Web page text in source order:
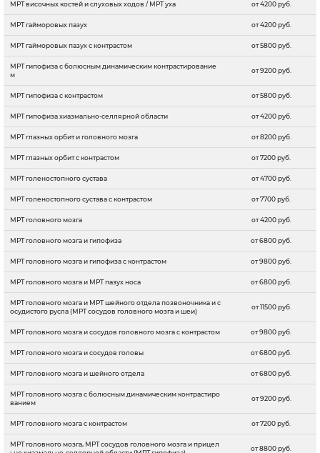
МРТ височных костей и слуховых ходов / МРТ уха от 4200 руб.
МРТ гайморовых пазух от 4200 руб.
МРТ гайморовых пазух с контрастом от 5800 руб.
МРТ гипофиза с болюсным динамическим контрастирование
м
от 9200 руб.
МРТ гипофиза с контрастом от 5800 руб.
МРТ гипофиза хиазмально-селлярной области от 4200 руб.
МРТ глазных орбит и головного мозга от 8200 руб.
МРТ глазных орбит с контрастом от 7200 руб.
МРТ голеностопного сустава от 4700 руб.
МРТ голеностопного сустава с контрастом от 7700 руб.
МРТ головного мозга от 4200 руб.
МРТ головного мозга и гипофиза от 6800 руб.
МРТ головного мозга и гипофиза с контрастом от 9800 руб.
МРТ головного мозга и МРТ пазух носа от 6800 руб.
МРТ головного мозга и МРТ шейного отдела позвоночника и с
осудистого русла (МРТ сосудов головного мозга и шеи)
от 11500 руб.
МРТ головного мозга и сосудов головного мозга с контрастом от 9800 руб.
МРТ головного мозга и сосудов головы от 6800 руб.
МРТ головного мозга и шейного отдела от 6800 руб.
МРТ головного мозга с болюсным динамическим контрастиро
ванием
от 9200 руб.
МРТ головного мозга с контрастом от 7200 руб.
МРТ головного мозга, МРТ сосудов головного мозга и прицел
от 8800 руб.